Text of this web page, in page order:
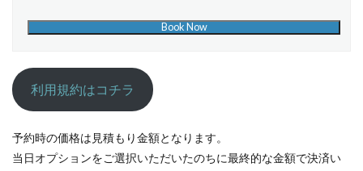
利用規約はコチラ
予約時の価格は見積もり金額となります。
当日オプションをご選択いただいたのちに最終的な金額で決済い